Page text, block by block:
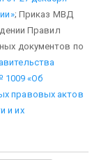
; Приказ МВД
Правил
документов по
1009 «Об
правовых актов
и их